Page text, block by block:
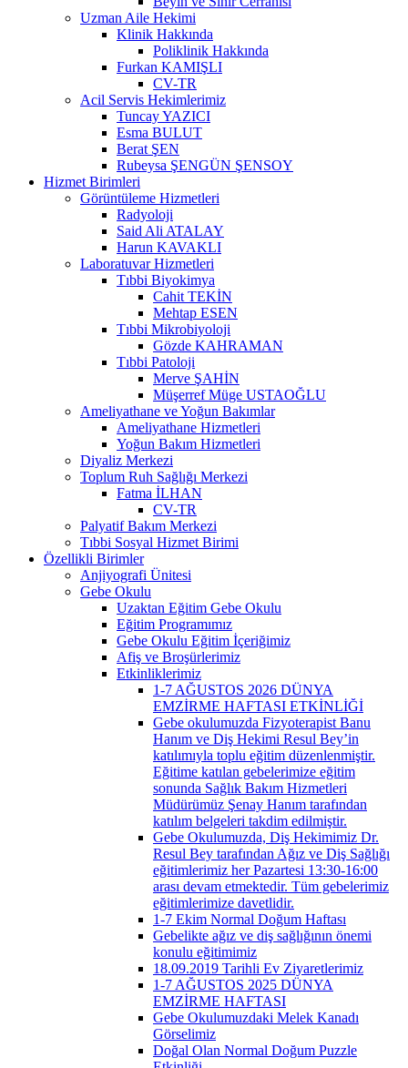
Uzman Aile Hekimi
Klinik Hakkında
Poliklinik Hakkında
Furkan KAMIŞLI
CV-TR
Acil Servis Hekimlerimiz
Tuncay YAZICI
Esma BULUT
Berat ŞEN
Rubeysa ŞENGÜN ŞENSOY
Hizmet Birimleri
Görüntüleme Hizmetleri
Radyoloji
Said Ali ATALAY
Harun KAVAKLI
Laboratuvar Hizmetleri
Tıbbi Biyokimya
Cahit TEKİN
Mehtap ESEN
Tıbbi Mikrobiyoloji
Gözde KAHRAMAN
Tıbbi Patoloji
Merve ŞAHİN
Müşerref Müge USTAOĞLU
Ameliyathane ve Yoğun Bakımlar
Ameliyathane Hizmetleri
Yoğun Bakım Hizmetleri
Diyaliz Merkezi
Toplum Ruh Sağlığı Merkezi
Fatma İLHAN
CV-TR
Palyatif Bakım Merkezi
Tıbbi Sosyal Hizmet Birimi
Özellikli Birimler
Anjiyografi Ünitesi
Gebe Okulu
Uzaktan Eğitim Gebe Okulu
Eğitim Programımız
Gebe Okulu Eğitim İçeriğimiz
Afiş ve Broşürlerimiz
Etkinliklerimiz
1-7 AĞUSTOS 2026 DÜNYA
EMZİRME HAFTASI ETKİNLİĞİ
Gebe okulumuzda Fizyoterapist Banu
Hanım ve Diş Hekimi Resul Bey’in
katılımıyla toplu eğitim düzenlenmiştir.
Eğitime katılan gebelerimize eğitim
sonunda Sağlık Bakım Hizmetleri
Müdürümüz Şenay Hanım tarafından
katılım belgeleri takdim edilmiştir.
Gebe Okulumuzda, Diş Hekimimiz Dr.
Resul Bey tarafından Ağız ve Diş Sağlığı
eğitimlerimiz her Pazartesi 13:30-16:00
arası devam etmektedir. Tüm gebelerimiz
eğitimlerimize davetlidir.
1-7 Ekim Normal Doğum Haftası
Gebelikte ağız ve diş sağlığının önemi
konulu eğitimimiz
18.09.2019 Tarihli Ev Ziyaretlerimiz
1-7 AĞUSTOS 2025 DÜNYA
EMZİRME HAFTASI
Gebe Okulumuzdaki Melek Kanadı
Görselimiz
Doğal Olan Normal Doğum Puzzle